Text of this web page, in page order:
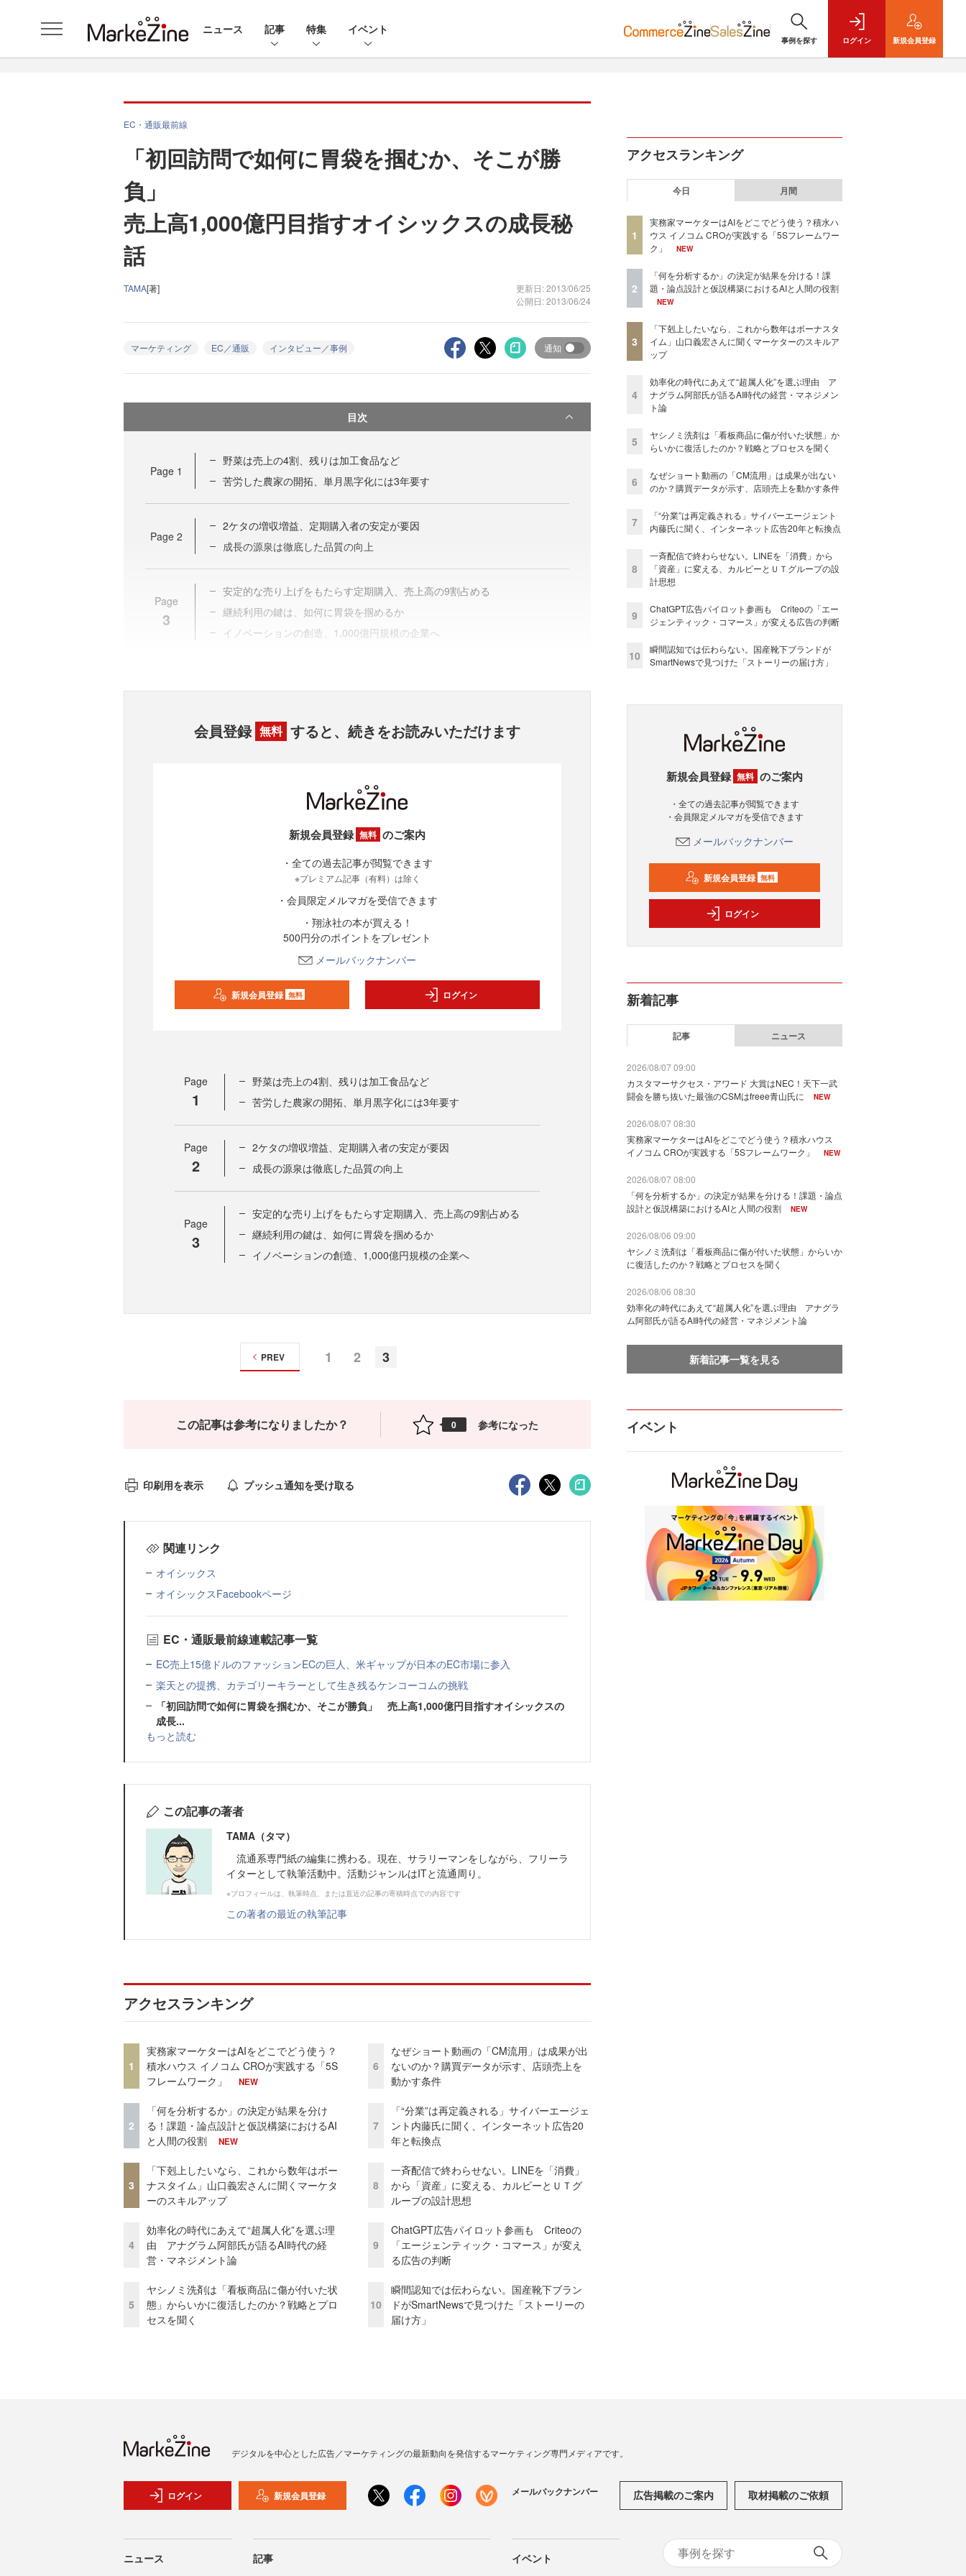
ニュース 記事 特集 イベント
事例を探す ログイン 新規会員登録
EC・通販最前線
「初回訪問で如何に胃袋を掴むか、そこが勝
負」
売上高1,000億円目指すオイシックスの成長秘
話
TAMA[著]
更新日: 2013/06/25
公開日: 2013/06/24
マーケティング EC／通販 インタビュー／事例 通知
目次
Page 1
野菜は売上の4割、残りは加工食品など
苦労した農家の開拓、単月黒字化には3年要す
Page 2
2ケタの増収増益、定期購入者の安定が要因
成長の源泉は徹底した品質の向上
Page
3
安定的な売り上げをもたらす定期購入、売上高の9割占める
継続利用の鍵は、如何に胃袋を掴めるか
イノベーションの創造、1,000億円規模の企業へ
会員登録 無料 すると、続きをお読みいただけます
新規会員登録 無料 のご案内
・全ての過去記事が閲覧できます
※プレミアム記事（有料）は除く
・会員限定メルマガを受信できます
・翔泳社の本が買える！
500円分のポイントをプレゼント
メールバックナンバー
新規会員登録 無料 ログイン
Page
1
野菜は売上の4割、残りは加工食品など
苦労した農家の開拓、単月黒字化には3年要す
Page
2
2ケタの増収増益、定期購入者の安定が要因
成長の源泉は徹底した品質の向上
Page
3
安定的な売り上げをもたらす定期購入、売上高の9割占める
継続利用の鍵は、如何に胃袋を掴めるか
イノベーションの創造、1,000億円規模の企業へ
1 2 3
PREV
この記事は参考になりましたか？ 0 参考になった
印刷用を表示 プッシュ通知を受け取る
関連リンク
オイシックス
オイシックスFacebookページ
EC・通販最前線連載記事一覧
EC売上15億ドルのファッションECの巨人、米ギャップが日本のEC市場に参入
楽天との提携、カテゴリーキラーとして生き残るケンコーコムの挑戦
「初回訪問で如何に胃袋を掴むか、そこが勝負」 売上高1,000億円目指すオイシックスの
成長...
もっと読む
この記事の著者
TAMA（タマ）
流通系専門紙の編集に携わる。現在、サラリーマンをしながら、フリーラ
イターとして執筆活動中。活動ジャンルはITと流通周り。
※プロフィールは、執筆時点、または直近の記事の寄稿時点での内容です
この著者の最近の執筆記事
アクセスランキング
1
実務家マーケターはAIをどこでどう使う？
積水ハウス イノコム CROが実践する「5S
フレームワーク」
NEW
2
「何を分析するか」の決定が結果を分け
る！課題・論点設計と仮説構築におけるAI
と人間の役割
NEW
3
「下剋上したいなら、これから数年はボー
ナスタイム」山口義宏さんに聞くマーケタ
ーのスキルアップ
4
効率化の時代にあえて“超属人化”を選ぶ理
由 アナグラム阿部氏が語るAI時代の経
営・マネジメント論
5
ヤシノミ洗剤は「看板商品に傷が付いた状
態」からいかに復活したのか？戦略とプロ
セスを聞く
6
なぜショート動画の「CM流用」は成果が出
ないのか？購買データが示す、店頭売上を
動かす条件
7
「“分業”は再定義される」サイバーエージェ
ント内藤氏に聞く、インターネット広告20
年と転換点
8
一斉配信で終わらせない。LINEを「消費」
から「資産」に変える、カルビーとＵＴグ
ループの設計思想
9
ChatGPT広告パイロット参画も Criteoの
「エージェンティック・コマース」が変え
る広告の判断
10
瞬間認知では伝わらない。国産靴下ブラン
ドがSmartNewsで見つけた「ストーリーの
届け方」
アクセスランキング
今日 月間
1
実務家マーケターはAIをどこでどう使う？積水ハ
ウス イノコム CROが実践する「5Sフレームワー
ク」
NEW
2
「何を分析するか」の決定が結果を分ける！課
題・論点設計と仮説構築におけるAIと人間の役割
NEW
3
「下剋上したいなら、これから数年はボーナスタ
イム」山口義宏さんに聞くマーケターのスキルア
ップ
4
効率化の時代にあえて“超属人化”を選ぶ理由 ア
ナグラム阿部氏が語るAI時代の経営・マネジメン
ト論
5
ヤシノミ洗剤は「看板商品に傷が付いた状態」か
らいかに復活したのか？戦略とプロセスを聞く
6
なぜショート動画の「CM流用」は成果が出ない
のか？購買データが示す、店頭売上を動かす条件
7
「“分業”は再定義される」サイバーエージェント
内藤氏に聞く、インターネット広告20年と転換点
8
一斉配信で終わらせない。LINEを「消費」から
「資産」に変える、カルビーとＵＴグループの設
計思想
9
ChatGPT広告パイロット参画も Criteoの「エー
ジェンティック・コマース」が変える広告の判断
10
瞬間認知では伝わらない。国産靴下ブランドが
SmartNewsで見つけた「ストーリーの届け方」
新規会員登録 無料 のご案内
・全ての過去記事が閲覧できます
・会員限定メルマガを受信できます
メールバックナンバー
新規会員登録 無料
ログイン
新着記事
記事 ニュース
2026/08/07 09:00
カスタマーサクセス・アワード 大賞はNEC！天下一武
闘会を勝ち抜いた最強のCSMはfreee青山氏に
NEW
2026/08/07 08:30
実務家マーケターはAIをどこでどう使う？積水ハウス
イノコム CROが実践する「5Sフレームワーク」
NEW
2026/08/07 08:00
「何を分析するか」の決定が結果を分ける！課題・論点
設計と仮説構築におけるAIと人間の役割
NEW
2026/08/06 09:00
ヤシノミ洗剤は「看板商品に傷が付いた状態」からいか
に復活したのか？戦略とプロセスを聞く
2026/08/06 08:30
効率化の時代にあえて“超属人化”を選ぶ理由 アナグラ
ム阿部氏が語るAI時代の経営・マネジメント論
新着記事一覧を見る
イベント
デジタルを中心とした広告／マーケティングの最新動向を発信するマーケティング専門メディアです。
ログイン 新規会員登録 メールバックナンバー 広告掲載のご案内 取材掲載のご依頼
ニュース 記事 イベント